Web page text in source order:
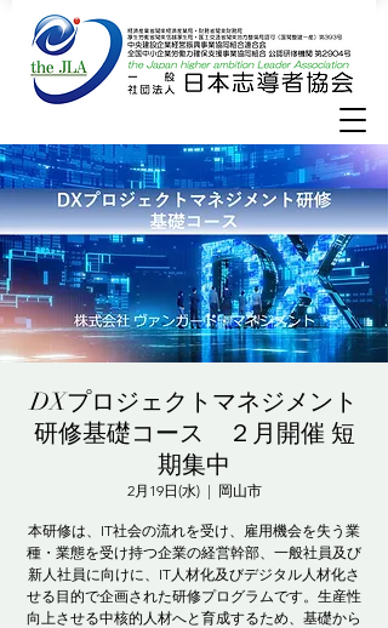
DXプロジェクトマネジメント
研修基礎コース ２月開催 短
期集中
2月19日(水)
  |
岡山市
本研修は、IT社会の流れを受け、雇用機会を失う業
種・業態を受け持つ企業の経営幹部、一般社員及び
新人社員に向けに、IT人材化及びデジタル人材化さ
せる目的で企画された研修プログラムです。生産性
向上させる中核的人材へと育成するため、基礎から